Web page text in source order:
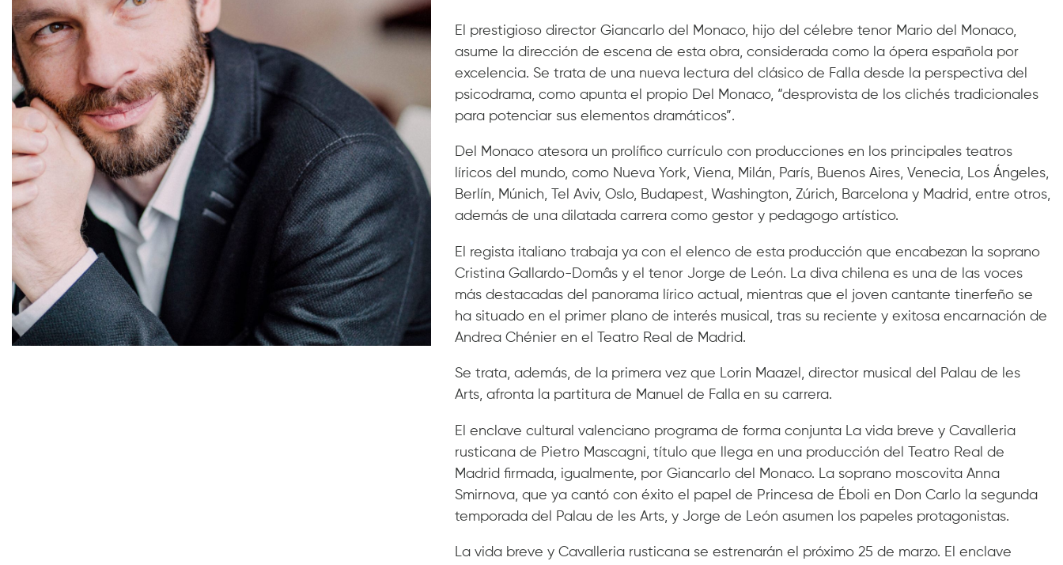
El prestigioso director Giancarlo del Monaco, hijo del célebre tenor Mario del Monaco,
asume la dirección de escena de esta obra, considerada como la ópera española por
excelencia. Se trata de una nueva lectura del clásico de Falla desde la perspectiva del
psicodrama, como apunta el propio Del Monaco, “desprovista de los clichés tradicionales
para potenciar sus elementos dramáticos”.
Del Monaco atesora un prolífico currículo con producciones en los principales teatros
líricos del mundo, como Nueva York, Viena, Milán, París, Buenos Aires, Venecia, Los Ángeles,
Berlín, Múnich, Tel Aviv, Oslo, Budapest, Washington, Zúrich, Barcelona y Madrid, entre otros,
además de una dilatada carrera como gestor y pedagogo artístico.
El regista italiano trabaja ya con el elenco de esta producción que encabezan la soprano
Cristina Gallardo-Domâs y el tenor Jorge de León. La diva chilena es una de las voces
más destacadas del panorama lírico actual, mientras que el joven cantante tinerfeño se
ha situado en el primer plano de interés musical, tras su reciente y exitosa encarnación de
Andrea Chénier en el Teatro Real de Madrid.
Se trata, además, de la primera vez que Lorin Maazel, director musical del Palau de les
Arts, afronta la partitura de Manuel de Falla en su carrera.
El enclave cultural valenciano programa de forma conjunta La vida breve y Cavalleria
rusticana de Pietro Mascagni, título que llega en una producción del Teatro Real de
Madrid firmada, igualmente, por Giancarlo del Monaco. La soprano moscovita Anna
Smirnova, que ya cantó con éxito el papel de Princesa de Éboli en Don Carlo la segunda
temporada del Palau de les Arts, y Jorge de León asumen los papeles protagonistas.
La vida breve y Cavalleria rusticana se estrenarán el próximo 25 de marzo. El enclave